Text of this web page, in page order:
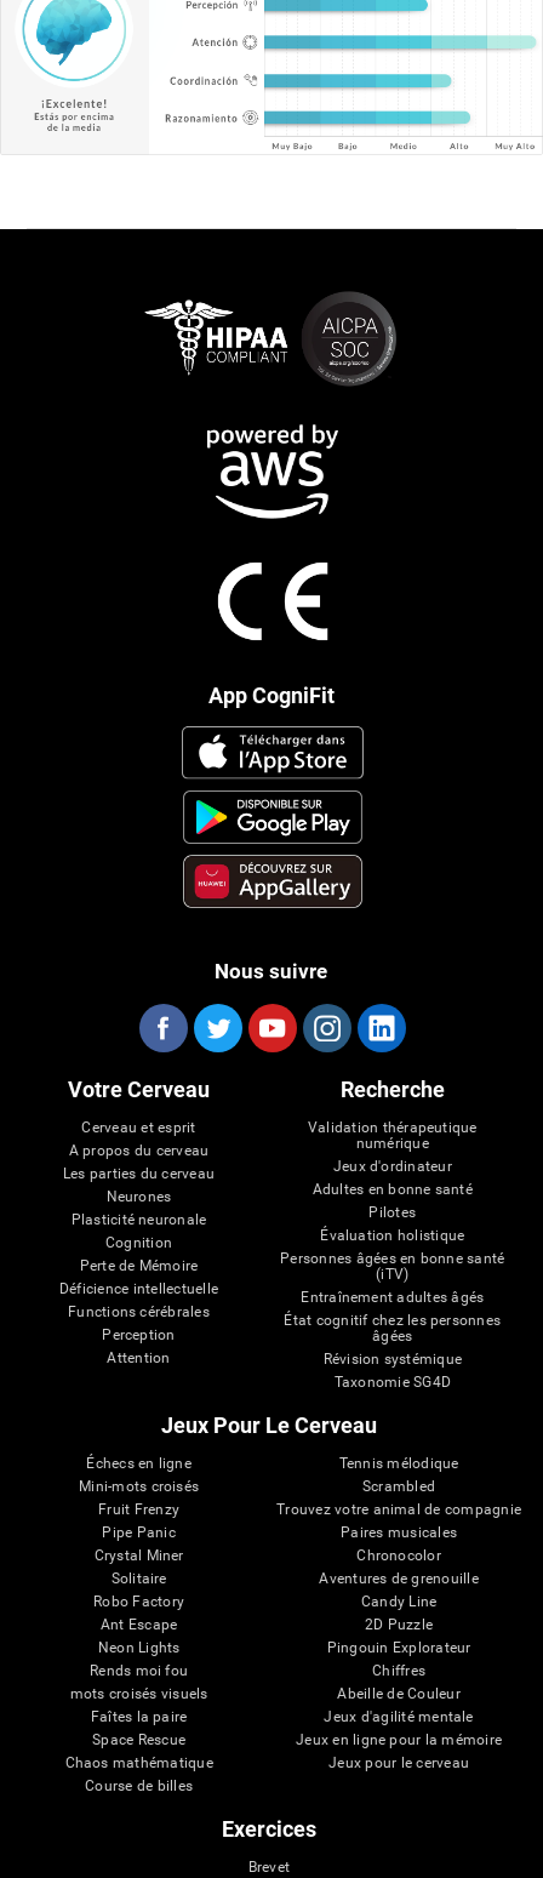
App CogniFit
Nous suivre
Votre Cerveau
Cerveau et esprit
A propos du cerveau
Les parties du cerveau
Neurones
Plasticité neuronale
Cognition
Perte de Mémoire
Déficience intellectuelle
Functions cérébrales
Perception
Attention
Recherche
Validation thérapeutique
numérique
Jeux d'ordinateur
Adultes en bonne santé
Pilotes
Évaluation holistique
Personnes âgées en bonne santé
(iTV)
Entraînement adultes âgés
État cognitif chez les personnes
âgées
Révision systémique
Taxonomie SG4D
Jeux Pour Le Cerveau
Échecs en ligne
Mini-mots croisés
Fruit Frenzy
Pipe Panic
Crystal Miner
Solitaire
Robo Factory
Ant Escape
Neon Lights
Rends moi fou
mots croisés visuels
Faîtes la paire
Space Rescue
Chaos mathématique
Course de billes
Tennis mélodique
Scrambled
Trouvez votre animal de compagnie
Paires musicales
Chronocolor
Aventures de grenouille
Candy Line
2D Puzzle
Pingouin Explorateur
Chiffres
Abeille de Couleur
Jeux d'agilité mentale
Jeux en ligne pour la mémoire
Jeux pour le cerveau
Exercices
Brevet